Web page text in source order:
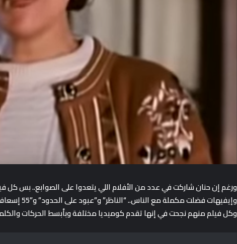
ورغم إن حنان شاركت في عدد من الأفلام اللي يتعدوا على الصوابع.. بس كل
وإيفيهات
وكل فيلم منهم نجحت في إنها تقدم كوميديا مختلفة وبأبسط الحركات